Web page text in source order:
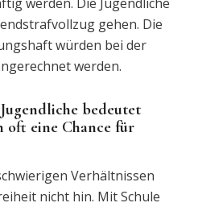
gehen. Die
würden bei der
werden.
bedeutet
oft eine Chance für
Verhältnissen
nicht hin. Mit Schule